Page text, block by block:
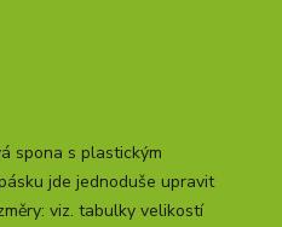
spona s plastickým
jde jednoduše upravit
viz. tabulky velikostí